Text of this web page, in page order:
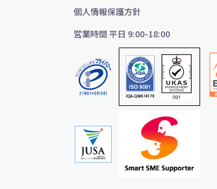
個人情報保護方針
営業時間 平日 9:00-18:00